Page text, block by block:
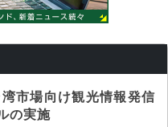
市場向け観光情報発信
の実施